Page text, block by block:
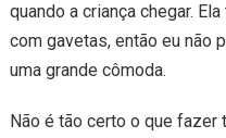
quando a criança chegar.
com gavetas, então eu não
uma grande cômoda.
Não é tão certo o que fazer